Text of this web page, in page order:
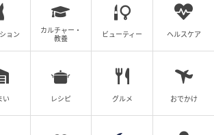
巡らせながら、かずおの帰りをずっ
ずおはちゃんと帰ってくるのでしょ
元記事で読む
ョン
カルチャー・
教養
ビューティー ヘルスケア
い レシピ グルメ おでかけ